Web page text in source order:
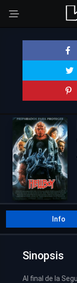
Info
Sinopsis
Al final de la